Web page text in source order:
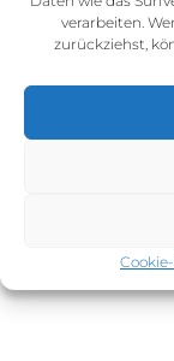
verarbeiten.
zurückziehst,
AGB